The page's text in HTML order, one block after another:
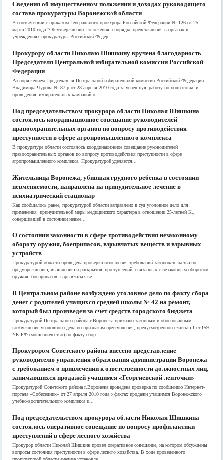
Сведения об имущественном положении и доходах руководящего
состава прокуратуры Воронежской области
В соответствии с приказом Генерального прокурора Российской Федерации № 126 от 25
марта 2010 года "Об утверждении Положения о порядке представления в органах и
учреждениях прокуратуры Российской Федер...
Прокурору области Николаю Шишкину вручена благодарность
Председателя Центральной избирательной комиссии Российской
Федерации
Распоряжением Председателя Центральной избирательной комиссии Российской Федерации
Владимира Чурова № 87-р от 28 апреля 2010 года за успешную работу по подготовке и
проведению избирательных кампаний о...
Под председательством прокурора области Николая Шишкина
состоялось координационное совещание руководителей
правоохранительных органов по вопросу противодействия
преступности в сфере агропромышленного комплекса
В прокуратуре области состоялось координационное совещание руководителей
правоохранительных органов по вопросу противодействия преступности в сфере
агропромышленного комплекса. Прокуратурой уделяется...
Жительница Воронежа, убившая грудного ребенка в состоянии
невменяемости, направлена на принудительное лечение в
психиатрический стационар
Как сообщалось ранее, прокуратурой области направлено в суд уголовное дело для
применения принудительной меры медицинского характера в отношении 25-летней К.,
совершившей в состоянии невме...
О состоянии законности в сфере противодействия незаконному
обороту оружия, боеприпасов, взрывчатых веществ и взрывных
устройств
Прокуратурой области проведена проверка исполнения требований законодательства по
предупреждению, выявлению и раскрытию преступлений, связанных с незаконным оборотом
оружия, боеприпасов, взрывчатых ве...
В Центральном районе возбуждено уголовное дело по факту сбора
денег с родителей учащихся средней школы № 42 на ремонт,
который был произведен за счет средств городского бюджета
Прокуратурой Центрального района г.Воронежа признано законным и обоснованным
возбуждение уголовного дела по признакам преступления, предусмотренного частью 1 ст.159
УК РФ (мошенничество) по факту сбор...
Прокурором Советского района внесено представление
руководителю управления образования администрации Воронежа
с требованием о привлечении к ответственности должностных лиц,
занимавшихся продажей учащимся «Георгиевской ленточки»
Прокуратурой Советского района г.Воронежа проведена проверка по сообщению Интернет-
портала «Собеседник» от 27 апреля 2010 года о фактах продажи учащимся Воронежского
учебно-воспитательного комплекса и...
Под председательством прокурора области Николая Шишкина
состоялось оперативное совещание по вопросу профилактики
преступлений в сфере лесного хозяйства
Прокурор области Николай Шишкин провел оперативное совещание, на котором обсуждены
вопросы состояния преступности в сфере лесного хозяйства. В ходе проведенного
прокуратурой области анализа установле...